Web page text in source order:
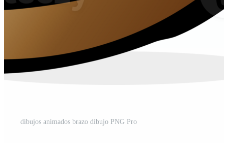
dibujos animados brazo dibujo PNG Pro